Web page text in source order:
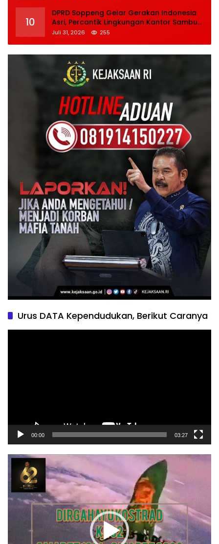
10
DPRD Soppeng Gelar Gerakan Indonesia
Asri, Percantik Lingkungan Kantor Sambut
HUT Ke-81 RI
Juli 31, 2026 255
Urus DATA Kependudukan, Berikut Caranya
00:00 03:27
Pemutar
Video